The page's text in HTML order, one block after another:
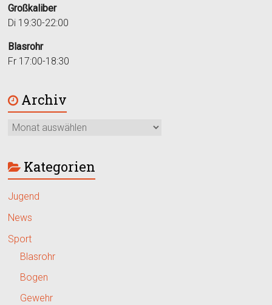
Großkaliber
Di 19:30-22:00
Blasrohr
Fr 17:00-18:30
Archiv
Kategorien
Jugend
News
Sport
Blasrohr
Bogen
Gewehr